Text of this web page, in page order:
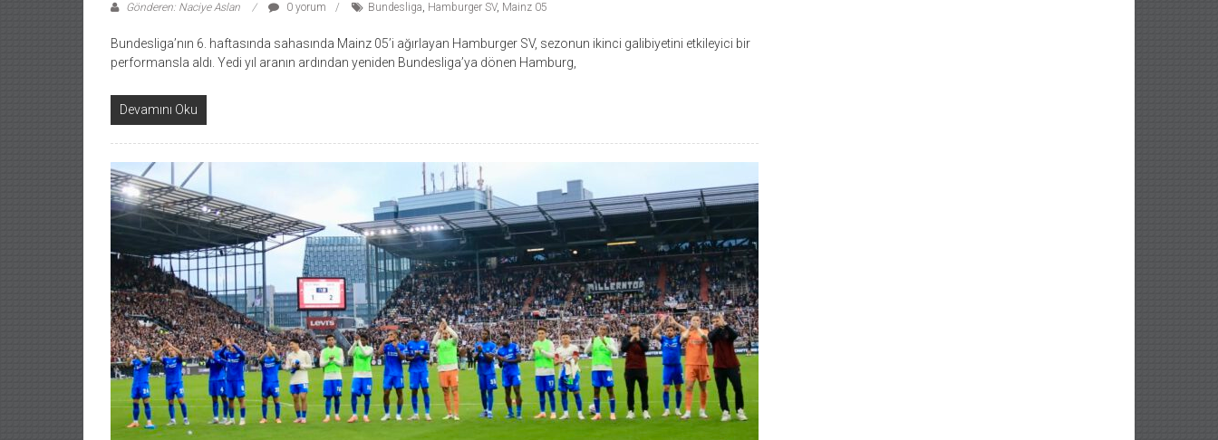
Gönderen: Naciye Aslan 0 yorum Bundesliga, Hamburger SV, Mainz 05
Bundesliga’nın 6. haftasında sahasında Mainz 05’i ağırlayan Hamburger SV, sezonun ikinci galibiyetini etkileyici bir
performansla aldı. Yedi yıl aranın ardından yeniden Bundesliga’ya dönen Hamburg,
Devamını Oku